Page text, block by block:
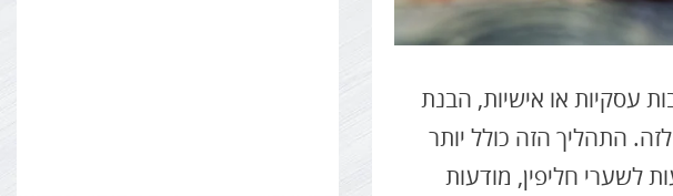
עסקיות או אישיות, הבנת
התהליך הזה כולל יותר
חליפין, מודעות